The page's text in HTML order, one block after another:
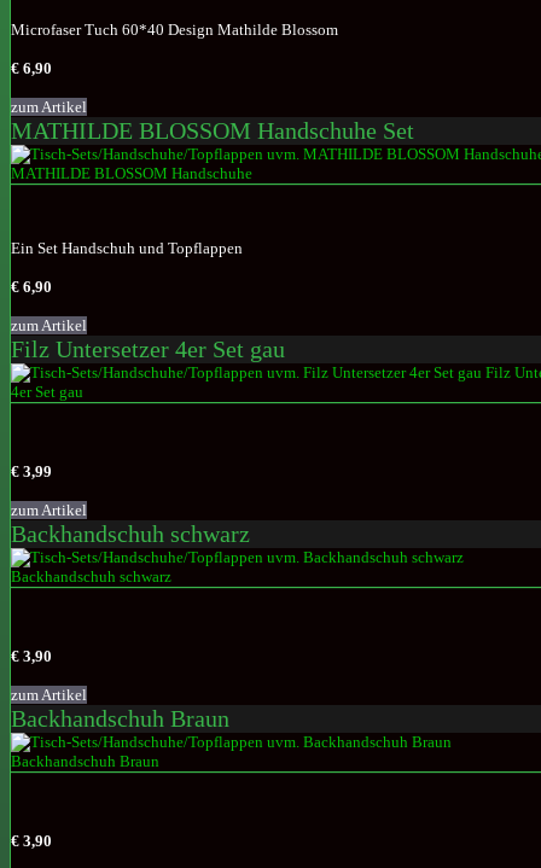
Microfaser Tuch 60*40 Design Mathilde Blossom
€ 6,90
zum Artikel
MATHILDE BLOSSOM Handschuhe Set
Ein Set Handschuh und Topflappen
€ 6,90
zum Artikel
Filz Untersetzer 4er Set gau
€ 3,99
zum Artikel
Backhandschuh schwarz
€ 3,90
zum Artikel
Backhandschuh Braun
€ 3,90